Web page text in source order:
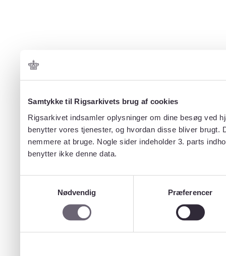
Samtykke til Rigsarkivets brug af cookies
Rigsarkivet indsamler oplysninger om dine besøg ved
benytter vores tjenester, og hvordan disse bliver
nemmere at bruge. Nogle sider indeholder 3. parts
benytter ikke denne data.
Nødvendig
Præferencer